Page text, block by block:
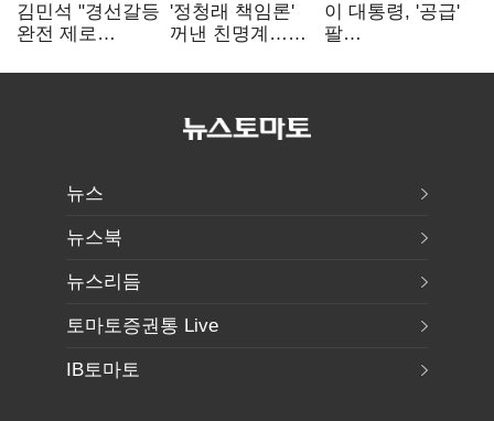
김민석 "경선갈등
완전 제로
"반명 공세
'정청래 책임론'
꺼낸 친명계…
추가투표 때리기
이 대통령, '공급'
팔
여 내부선
뉴스
뉴스북
뉴스리듬
토마토증권통 Live
IB토마토